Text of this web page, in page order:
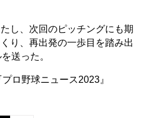
し、次回のピッチングにも期
り、再出発の一歩目を踏み出
送った。
ロ野球ニュース2023』